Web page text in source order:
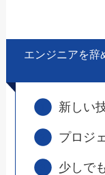
エンジニアを辞
新しい
プロジ
少しで